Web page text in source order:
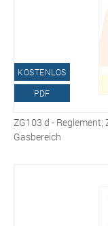
KOSTENLOS
PDF
ZG103 d -
Gasbereich